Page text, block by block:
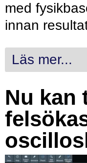
med
innan
Läs mer...
Nu kan